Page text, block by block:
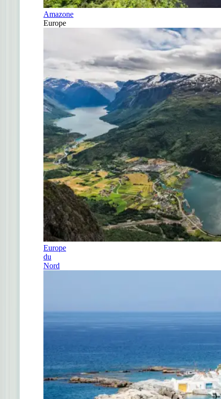
Amazone
Europe
Europe
du
Nord